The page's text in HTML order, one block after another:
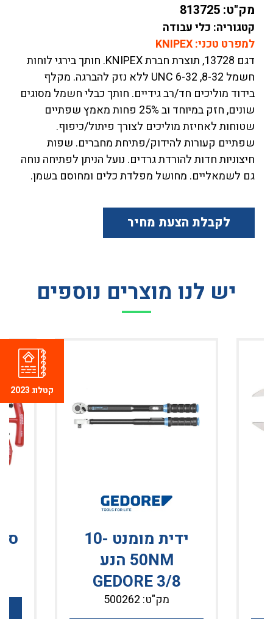
מק"ט: 813725
קטגוריה: כלי עבודה
למפרט טכני: KNIPEX
דגם 13728, תוצרת חברת KNIPEX. חותך בירגי לוחות
חשמל 8-32, UNC 6-32 ללא נזק להברגה. מקלף
בידוד מוליכים חד/רב גידיים. חותך כבלי חשמל מסוגים
שונים, חזק במיוחד וב 25% פחות מאמץ שפתיים
שטוחות לאחיזת מוליכים לצורך פיתול/כיפוף.
שפתיים קעורות להידוק/פתיחת מחברים. שפות
חיצוניות חדות להורדת גרדים. נועל הניתן לפתיחה נוחה
גם לשמאליים. מחושל מפלדת כלים ומחוסם בשמן.
לקבלת הצעת מחיר
יש לנו מוצרים נוספים
ידית מומנט 10-
50NM הנע
GEDORE 3/8
מק"ט: 500262
קטלוג 2023